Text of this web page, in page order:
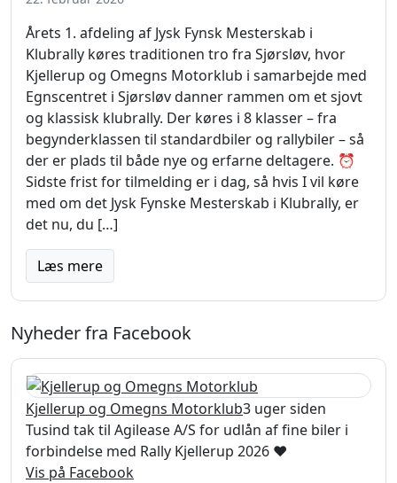
Årets 1. afdeling af Jysk Fynsk Mesterskab i
Klubrally køres traditionen tro fra Sjørsløv, hvor
Kjellerup og Omegns Motorklub i samarbejde med
Egnscentret i Sjørsløv danner rammen om et sjovt
og klassisk klubrally. Der køres i 8 klasser – fra
begynderklassen til standardbiler og rallybiler – så
der er plads til både nye og erfarne deltagere. ⏰
Sidste frist for tilmelding er i dag, så hvis I vil køre
med om det Jysk Fynske Mesterskab i Klubrally, er
det nu, du […]
Læs mere
Nyheder fra Facebook
Kjellerup og Omegns Motorklub3 uger siden
Tusind tak til Agilease A/S for udlån af fine biler i
forbindelse med Rally Kjellerup 2026 ❤️
Vis på Facebook